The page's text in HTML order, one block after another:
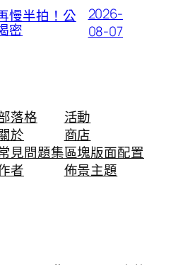
慢半拍！公
密
2026-
08-07
落格
於
見問題集
者
活動
商店
區塊版面配置
佈景主題